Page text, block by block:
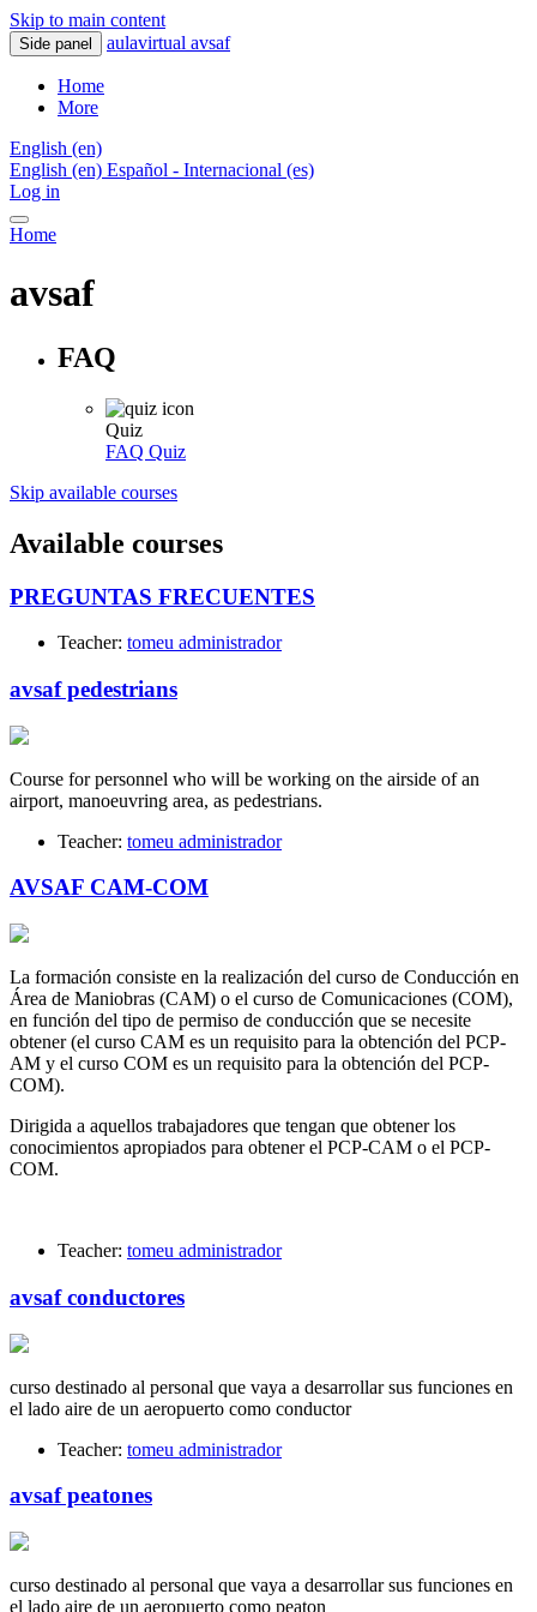
Skip to main content
Side panel aulavirtual avsaf
Home
More
English ‎(en)‎
English ‎(en)‎ Español - Internacional ‎(es)‎
Log in
Home
avsaf
FAQ
Quiz
FAQ Quiz
Skip available courses
Available courses
PREGUNTAS FRECUENTES
Teacher: tomeu administrador
avsaf pedestrians
Course for personnel who will be working on the airside of an
airport, manoeuvring area, as pedestrians.
Teacher: tomeu administrador
AVSAF CAM-COM
La formación consiste en la realización del curso de Conducción en
Área de Maniobras (CAM) o el curso de Comunicaciones (COM),
en función del tipo de permiso de conducción que se necesite
obtener (el curso CAM es un requisito para la obtención del PCP-
AM y el curso COM es un requisito para la obtención del PCP-
COM).
Dirigida a aquellos trabajadores que tengan que obtener los
conocimientos apropiados para obtener el PCP-CAM o el PCP-
COM.
Teacher: tomeu administrador
avsaf conductores
curso destinado al personal que vaya a desarrollar sus funciones en
el lado aire de un aeropuerto como conductor
Teacher: tomeu administrador
avsaf peatones
curso destinado al personal que vaya a desarrollar sus funciones en
el lado aire de un aeropuerto como peaton